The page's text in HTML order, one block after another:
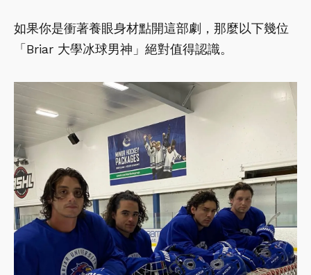
如果你是衝著養眼身材點開這部劇，那麼以下幾位
「Briar 大學冰球男神」絕對值得認識。